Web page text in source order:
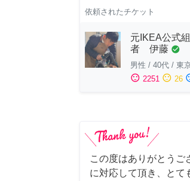
依頼されたチケット
元IKEA公式
者 伊藤 check_circle
男性 / 40代 / 東
sentiment_satisfied 2251 sentiment_neutral 26
この度はありがとうご
に対応して頂き、とて